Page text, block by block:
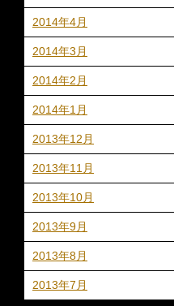
2014年4月
2014年3月
2014年2月
2014年1月
2013年12月
2013年11月
2013年10月
2013年9月
2013年8月
2013年7月